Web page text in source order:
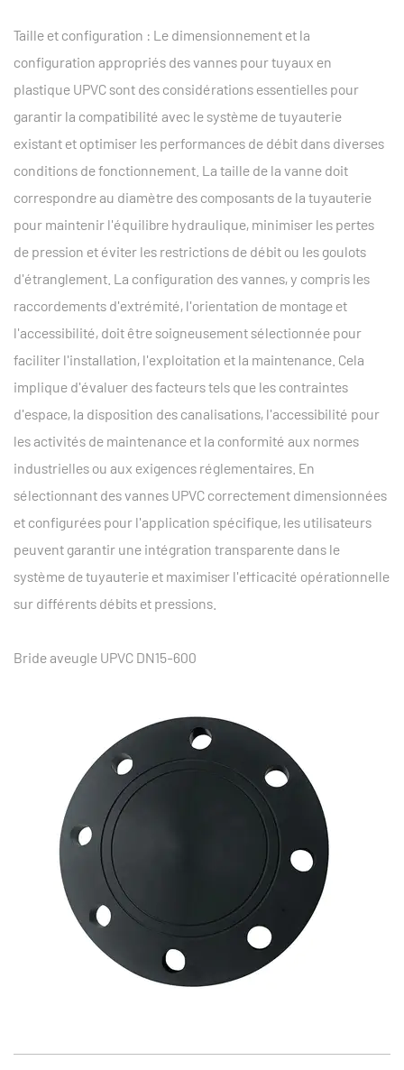
Taille et configuration : Le dimensionnement et la
configuration appropriés des vannes pour tuyaux en
plastique UPVC sont des considérations essentielles pour
garantir la compatibilité avec le système de tuyauterie
existant et optimiser les performances de débit dans diverses
conditions de fonctionnement. La taille de la vanne doit
correspondre au diamètre des composants de la tuyauterie
pour maintenir l'équilibre hydraulique, minimiser les pertes
de pression et éviter les restrictions de débit ou les goulots
d'étranglement. La configuration des vannes, y compris les
raccordements d'extrémité, l'orientation de montage et
l'accessibilité, doit être soigneusement sélectionnée pour
faciliter l'installation, l'exploitation et la maintenance. Cela
implique d'évaluer des facteurs tels que les contraintes
d'espace, la disposition des canalisations, l'accessibilité pour
les activités de maintenance et la conformité aux normes
industrielles ou aux exigences réglementaires. En
sélectionnant des vannes UPVC correctement dimensionnées
et configurées pour l'application spécifique, les utilisateurs
peuvent garantir une intégration transparente dans le
système de tuyauterie et maximiser l'efficacité opérationnelle
sur différents débits et pressions.
Bride aveugle UPVC DN15-600